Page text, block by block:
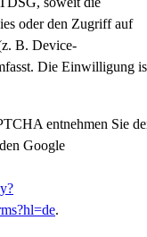
oder den Zugriff auf
B. Device-
Die Einwilligung
entnehmen Sie
Google
.